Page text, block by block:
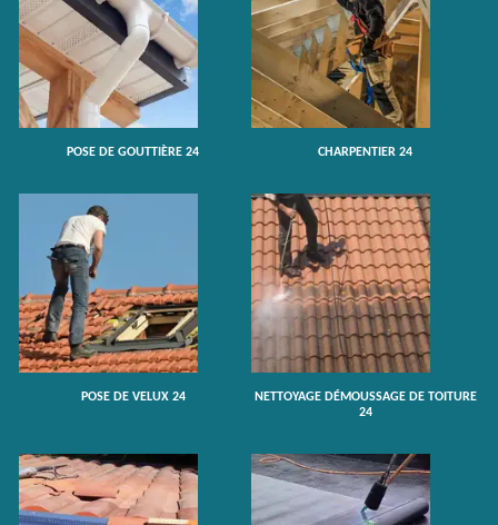
POSE DE GOUTTIÈRE 24 CHARPENTIER 24
POSE DE VELUX 24
NETTOYAGE DÉMOUSSAGE DE TOITURE
24